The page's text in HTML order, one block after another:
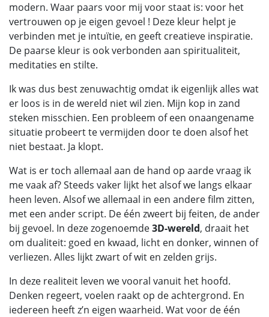
modern. Waar paars voor mij voor staat is: voor het
vertrouwen op je eigen gevoel ! Deze kleur helpt je
verbinden met je intuïtie, en geeft creatieve inspiratie.
De paarse kleur is ook verbonden aan spiritualiteit,
meditaties en stilte.
Ik was dus best zenuwachtig omdat ik eigenlijk alles wat
er loos is in de wereld niet wil zien. Mijn kop in zand
steken misschien. Een probleem of een onaangename
situatie probeert te vermijden door te doen alsof het
niet bestaat. Ja klopt.
Wat is er toch allemaal aan de hand op aarde vraag ik
me vaak af? Steeds vaker lijkt het alsof we langs elkaar
heen leven. Alsof we allemaal in een andere film zitten,
met een ander script. De één zweert bij feiten, de ander
bij gevoel. In deze zogenoemde3D-wereld, draait het
om dualiteit: goed en kwaad, licht en donker, winnen of
verliezen. Alles lijkt zwart of wit en zelden grijs.
In deze realiteit leven we vooral vanuit het hoofd.
Denken regeert, voelen raakt op de achtergrond. En
iedereen heeft z’n eigen waarheid. Wat voor de één